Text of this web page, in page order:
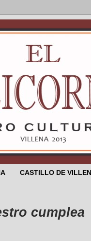
CASTILLO DE